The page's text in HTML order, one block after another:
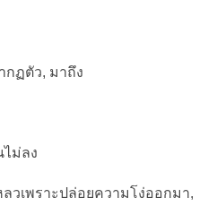
กฏตัว, มาถึง
ไม่ลง
ลวเพราะปล่อยความโง่ออกมา,